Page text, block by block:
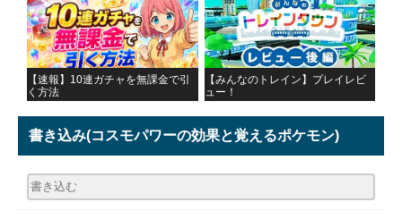
【速報】10連ガチャを無課金で引
く方法
【みんなのトレイン】プレイレビ
ュー！
書き込み(コスモパワーの効果と覚えるポケモン)